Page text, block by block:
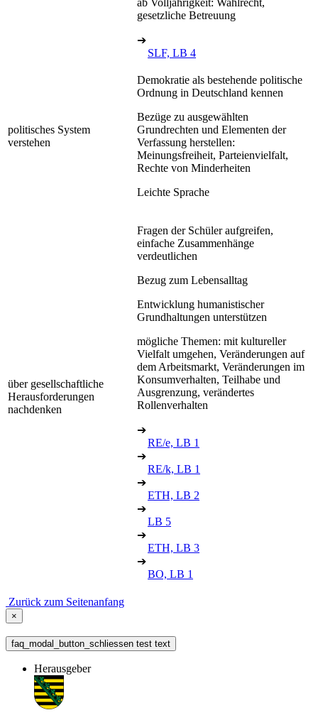
gesetzliche Betreuung
➔
SLF, LB 4
politisches System
verstehen
Demokratie als bestehende politische
Ordnung in Deutschland kennen
Bezüge zu ausgewählten
Grundrechten und Elementen der
Verfassung herstellen:
Meinungsfreiheit, Parteienvielfalt,
Rechte von Minderheiten
Leichte Sprache
über gesellschaftliche
Herausforderungen
nachdenken
Fragen der Schüler aufgreifen,
einfache Zusammenhänge
verdeutlichen
Bezug zum Lebensalltag
Entwicklung humanistischer
Grundhaltungen unterstützen
mögliche Themen: mit kultureller
Vielfalt umgehen, Veränderungen auf
dem Arbeitsmarkt, Veränderungen im
Konsumverhalten, Teilhabe und
Ausgrenzung, verändertes
Rollenverhalten
➔
RE/e, LB 1
➔
RE/k, LB 1
➔
ETH, LB 2
➔
LB 5
➔
ETH, LB 3
➔
BO, LB 1
Zurück zum Seitenanfang
×
faq_modal_button_schliessen test text
Herausgeber